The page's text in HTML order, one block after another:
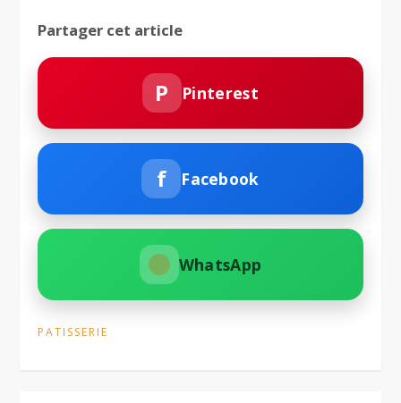
Partager cet article
P Pinterest
f Facebook
WhatsApp
PATISSERIE